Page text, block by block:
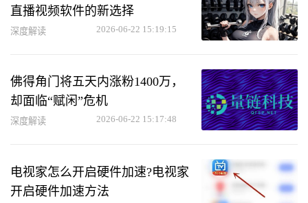
直播视频软件的新选择
深度解读 2026-06-22 15:19:15
佛得角门将五天内涨粉1400万，
却面临“赋闲”危机
深度解读 2026-06-22 15:17:48
电视家怎么开启硬件加速?电视家
开启硬件加速方法